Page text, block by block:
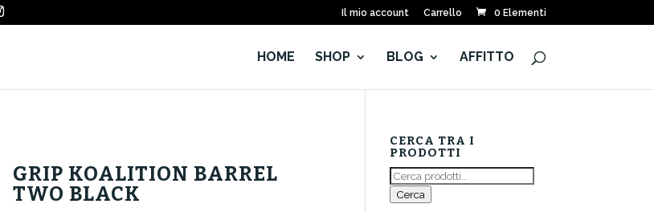
Il mio account Carrello 0 Elementi
HOME SHOP BLOG AFFITTO
GRIP KOALITION BARREL
TWO BLACK
CERCA TRA I
PRODOTTI
Cerca:
Cerca